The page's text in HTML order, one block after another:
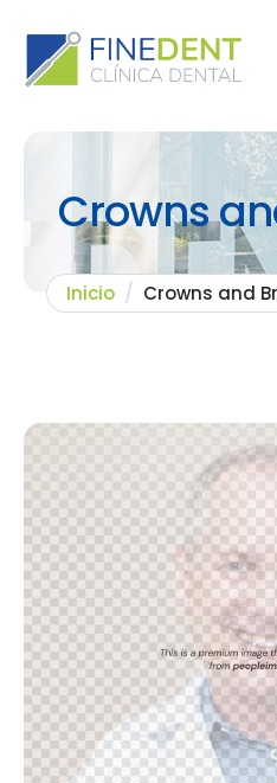
Crowns
Inicio / Crowns and